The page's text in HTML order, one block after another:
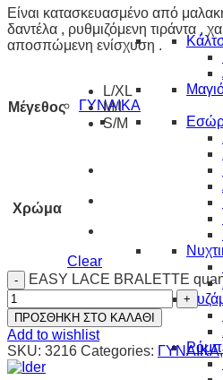
ΓΥΝΑΙΚΑ
Είναι κατασκευασμένο από μαλακή
δαντέλα , ρυθμιζόμενη τιράντα ,
αποσπώμενη ενίσχυση .
Μέγεθος
L/XL
M/L
S/M
Χρώμα
Clear
EASY LACE BRALETTE
ΠΡΟΣΘΗΚΗ ΣΤΟ ΚΑΛΑΘΙ
Add to wishlist
SKU: 3216 Categories: ΓΥΝΑΙΚΑ